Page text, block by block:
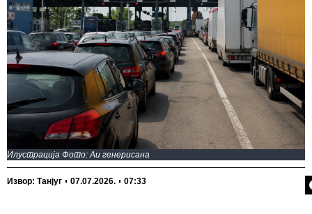
Илустрација Фото: Аи генерисана
Извор: Танјуг 07.07.2026. 07:33